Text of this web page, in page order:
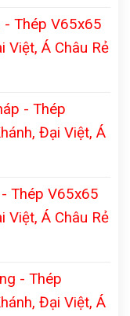
- Thép V65x65
Việt, Á Châu Rẻ
- Thép
Đại Việt, Á
Thép V65x65
Việt, Á Châu Rẻ
- Thép
Đại Việt, Á